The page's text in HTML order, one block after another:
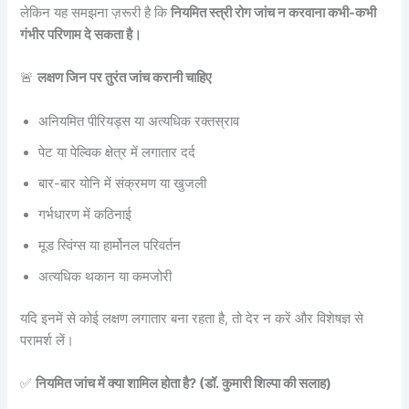
लेकिन यह समझना ज़रूरी है किनियमित स्त्री रोग जांच न करवाना कभी-कभी
गंभीर परिणाम दे सकता है।
🚨लक्षण जिन पर तुरंत जांच करानी चाहिए
अनियमित पीरियड्स या अत्यधिक रक्तस्राव
पेट या पेल्विक क्षेत्र में लगातार दर्द
बार-बार योनि में संक्रमण या खुजली
गर्भधारण में कठिनाई
मूड स्विंग्स या हार्मोनल परिवर्तन
अत्यधिक थकान या कमजोरी
यदि इनमें से कोई लक्षण लगातार बना रहता है, तो देर न करें और विशेषज्ञ से
परामर्श लें।
✅नियमित जांच में क्या शामिल होता है? (डॉ. कुमारी शिल्पा की सलाह)